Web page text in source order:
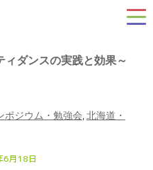
ィダンスの実践と効果～
ポジウム・勉強会 北海道・
6月18日